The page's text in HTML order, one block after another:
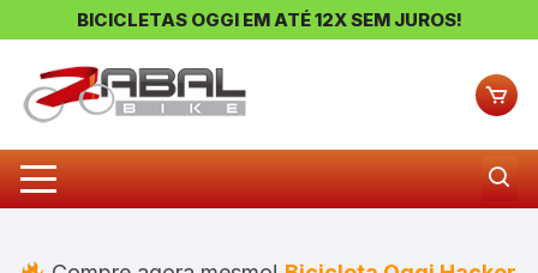
BICICLETAS OGGI EM ATÉ 12X SEM JUROS!